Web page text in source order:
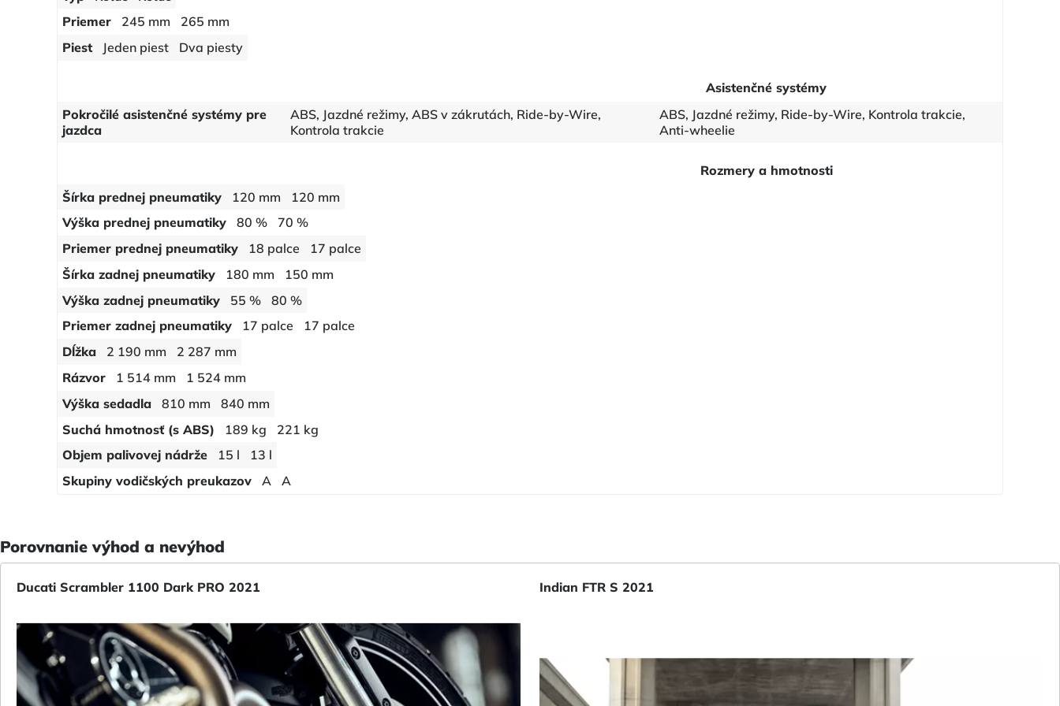
Priemer
245 mm
265 mm
Piest
Jeden piest Dva piesty
Asistenčné systémy
Pokročilé asistenčné systémy pre
jazdca
ABS, Jazdné režimy, ABS v zákrutách, Ride-by-Wire,
Kontrola trakcie
ABS, Jazdné režimy, Ride-by-Wire, Kontrola trakcie,
Anti-wheelie
Rozmery a hmotnosti
Šírka prednej pneumatiky
120 mm
120 mm
Výška prednej pneumatiky
80 %
70 %
Priemer prednej pneumatiky
18 palce
17 palce
Šírka zadnej pneumatiky
180 mm
150 mm
Výška zadnej pneumatiky
55 %
80 %
Priemer zadnej pneumatiky
17 palce
17 palce
Dĺžka
2 190 mm
2 287 mm
Rázvor
1 514 mm
1 524 mm
Výška sedadla
810 mm
840 mm
Suchá hmotnosť (s ABS)
189 kg
221 kg
Objem palivovej nádrže
15 l
13 l
Skupiny vodičských preukazov
A A
Porovnanie výhod a nevýhod
Ducati Scrambler 1100 Dark PRO 2021 Indian FTR S 2021